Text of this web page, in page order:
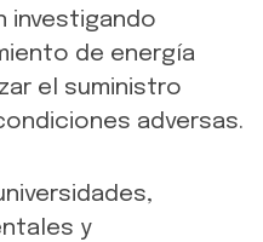
investigando
de energía
el suministro
adversas.
y